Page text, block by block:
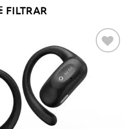
FILTRAR
Adicionar
aos meus